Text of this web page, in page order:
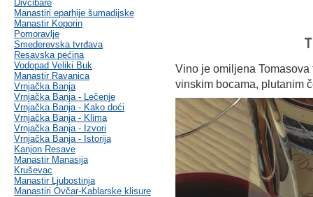
Divčibare
Manastiri eparhije šumadijske
Manastir Koporin
Pomoravlje
Smederevska tvrđava
Resavska pećina
Vodopad Veliki Buk
Manastir Ravanica
Vrnjačka Banja
Vrnjačka Banja - Lečenje
Vrnjačka Banja - Kako doći
Vrnjačka Banja - Klima
Vrnjačka Banja - Izvori
Vrnjačka Banja - Istorija
Kanjon Resave
Manastir Manasija
Kruševac
Manastir Ljubostinja
Manastiri Ovčar-Kablarske klisure
Vino je omiljena
vinskim bocama, plutanim